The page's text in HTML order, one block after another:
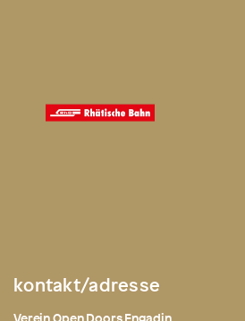
kontakt/adresse